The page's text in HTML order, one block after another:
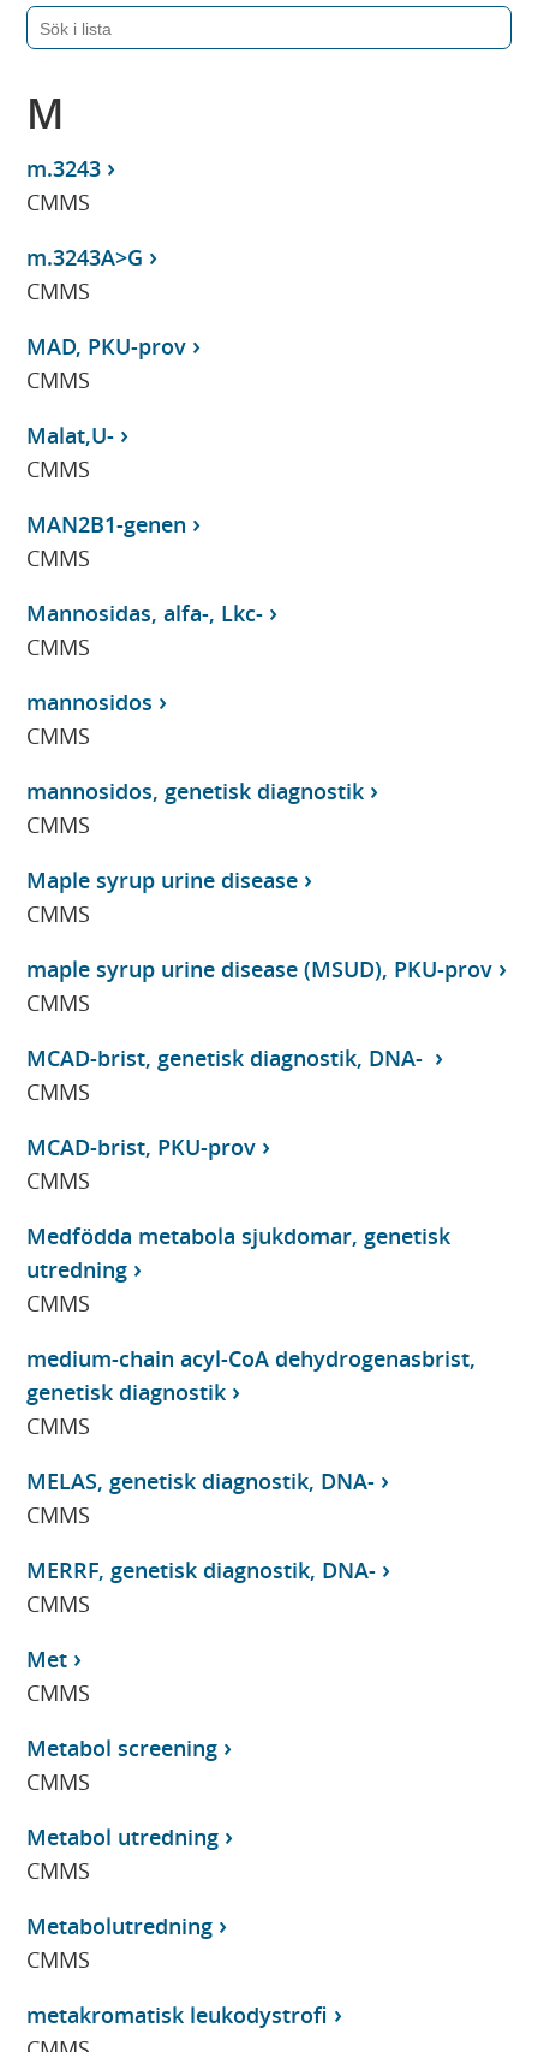
M
m.3243
CMMS
m.3243A>G
CMMS
MAD, PKU-prov
CMMS
Malat,U-
CMMS
MAN2B1-genen
CMMS
Mannosidas, alfa-, Lkc-
CMMS
mannosidos
CMMS
mannosidos, genetisk diagnostik
CMMS
Maple syrup urine disease
CMMS
maple syrup urine disease (MSUD), PKU-prov
CMMS
MCAD-brist, genetisk diagnostik, DNA-
CMMS
MCAD-brist, PKU-prov
CMMS
Medfödda metabola sjukdomar, genetisk
utredning
CMMS
medium-chain acyl-CoA dehydrogenasbrist,
genetisk diagnostik
CMMS
MELAS, genetisk diagnostik, DNA-
CMMS
MERRF, genetisk diagnostik, DNA-
CMMS
Met
CMMS
Metabol screening
CMMS
Metabol utredning
CMMS
Metabolutredning
CMMS
metakromatisk leukodystrofi